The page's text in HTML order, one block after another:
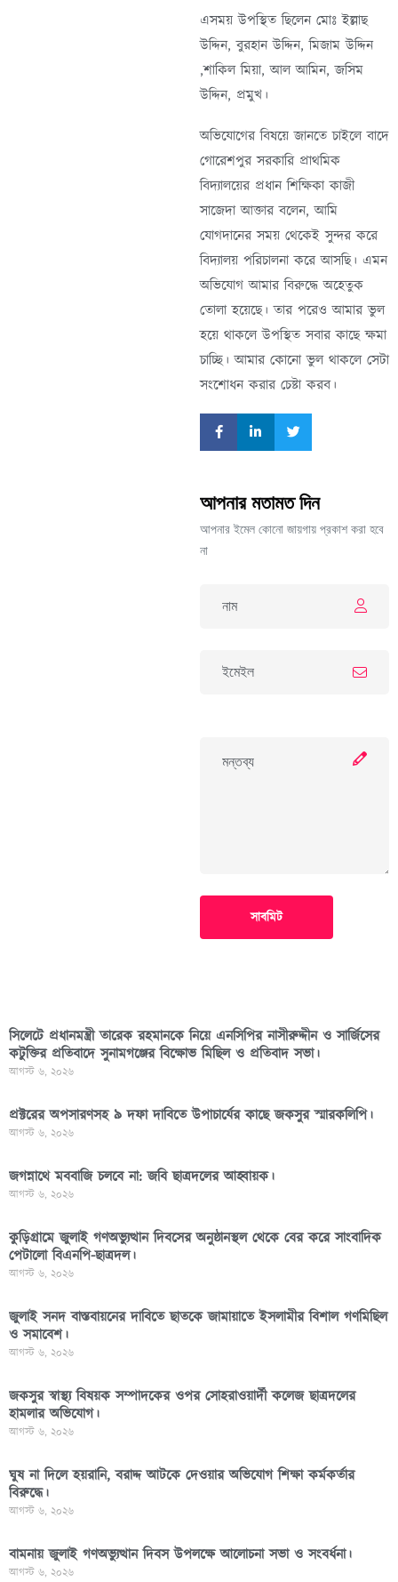
এসময় উপস্থিত ছিলেন মোঃ ইল্লাছ
উদ্দিন, বুরহান উদ্দিন, মিজাম উদ্দিন
,শাকিল মিয়া, আল আমিন, জসিম
উদ্দিন, প্রমুখ।
অভিযোগের বিষয়ে জানতে চাইলে বাদে
গোরেশপুর সরকারি প্রাথমিক
বিদ্যালয়ের প্রধান শিক্ষিকা কাজী
সাজেদা আক্তার বলেন, আমি
যোগদানের সময় থেকেই সুন্দর করে
বিদ্যালয় পরিচালনা করে আসছি। এমন
অভিযোগ আমার বিরুদ্ধে অহেতুক
তোলা হয়েছে। তার পরেও আমার ভুল
হয়ে থাকলে উপস্থিত সবার কাছে ক্ষমা
চাচ্ছি। আমার কোনো ভুল থাকলে সেটা
সংশোধন করার চেষ্টা করব।
আপনার মতামত দিন
আপনার ইমেল কোনো জায়গায় প্রকাশ করা হবে
না
সাবমিট
সিলেটে প্রধানমন্ত্রী তারেক রহমানকে নিয়ে এনসিপির নাসীরুদ্দীন ও সার্জিসের
কটুক্তির প্রতিবাদে সুনামগঞ্জের বিক্ষোভ মিছিল ও প্রতিবাদ সভা।
আগস্ট ৬, ২০২৬
প্রক্টরের অপসারণসহ ৯ দফা দাবিতে উপাচার্যের কাছে জকসুর স্মারকলিপি।
আগস্ট ৬, ২০২৬
জগন্নাথে মববাজি চলবে না: জবি ছাত্রদলের আহ্বায়ক।
আগস্ট ৬, ২০২৬
কুড়িগ্রামে জুলাই গণঅভ্যুত্থান দিবসের অনুষ্ঠানস্থল থেকে বের করে সাংবাদিক
পেটালো বিএনপি-ছাত্রদল।
আগস্ট ৬, ২০২৬
জুলাই সনদ বাস্তবায়নের দাবিতে ছাতকে জামায়াতে ইসলামীর বিশাল গণমিছিল
ও সমাবেশ।
আগস্ট ৬, ২০২৬
জকসুর স্বাস্থ্য বিষয়ক সম্পাদকের ওপর সোহরাওয়ার্দী কলেজ ছাত্রদলের
হামলার অভিযোগ।
আগস্ট ৬, ২০২৬
ঘুষ না দিলে হয়রানি, বরাদ্দ আটকে দেওয়ার অভিযোগ শিক্ষা কর্মকর্তার
বিরুদ্ধে।
আগস্ট ৬, ২০২৬
বামনায় জুলাই গণঅভ্যুত্থান দিবস উপলক্ষে আলোচনা সভা ও সংবর্ধনা।
আগস্ট ৬, ২০২৬